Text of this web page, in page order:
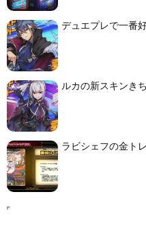
デュエプレで一番
ルカの新スキンき
ラビシェフの金ト